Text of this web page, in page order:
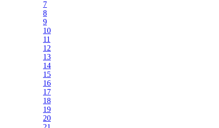
7
8
9
10
11
12
13
14
15
16
17
18
19
20